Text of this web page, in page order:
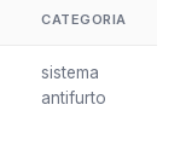
CATEGORIA
sistema
antifurto